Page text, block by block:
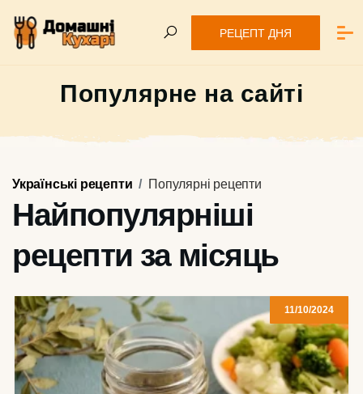
РЕЦЕПТ ДНЯ
Популярне на сайті
Українські рецепти Популярні рецепти
Найпопулярніші
рецепти за місяць
11/10/2024